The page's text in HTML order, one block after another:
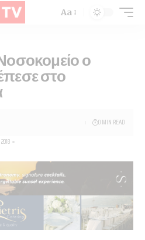
Aa
ο
στο
0 MIN READ